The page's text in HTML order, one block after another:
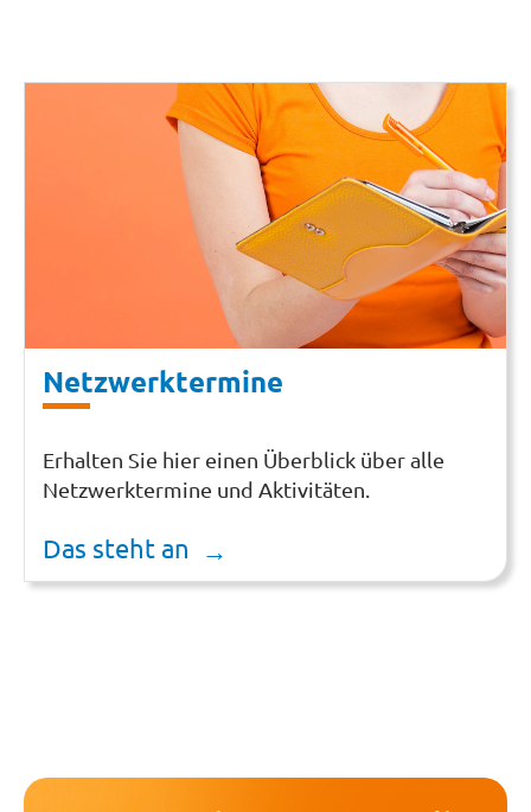
Netzwerktermine
Erhalten Sie hier einen Überblick über alle
Netzwerktermine und Aktivitäten.
Das steht an